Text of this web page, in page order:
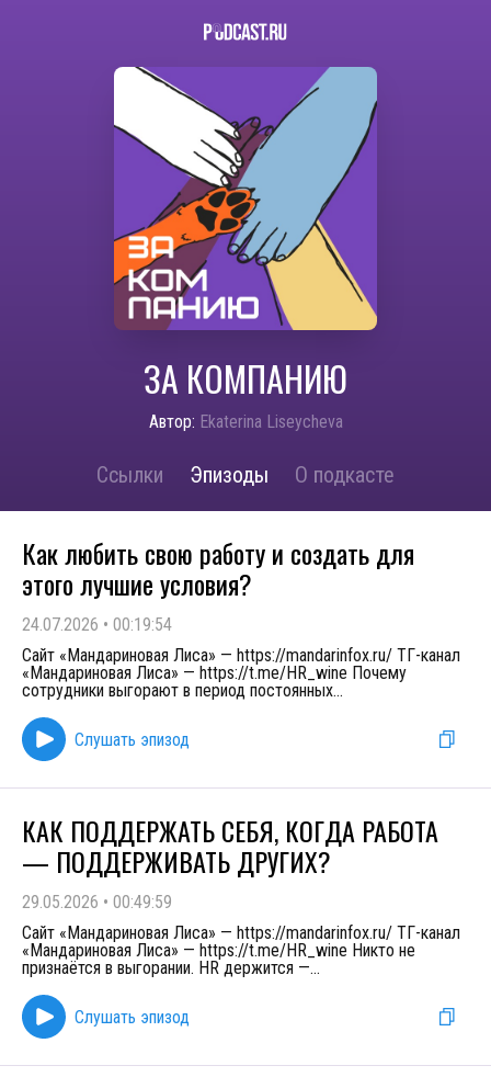
ЗА КОМПАНИЮ
Автор: Ekaterina Liseycheva
Ссылки Эпизоды О подкасте
Как любить свою работу и создать для
этого лучшие условия?
24.07.2026 • 00:19:54
Сайт «Мандариновая Лиса» — https://mandarinfox.ru/ ТГ-канал
«Мандариновая Лиса» — https://t.me/HR_wine Почему
сотрудники выгорают в период постоянных...
Слушать эпизод
КАК ПОДДЕРЖАТЬ СЕБЯ, КОГДА РАБОТА
— ПОДДЕРЖИВАТЬ ДРУГИХ?
29.05.2026 • 00:49:59
Сайт «Мандариновая Лиса» — https://mandarinfox.ru/ ТГ-канал
«Мандариновая Лиса» — https://t.me/HR_wine Никто не
признаётся в выгорании. HR держится —...
Слушать эпизод